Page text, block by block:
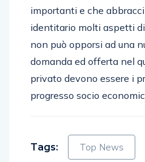
importanti e che
identitario molti aspetti
non può opporsi ad una
domanda ed offerta nel
privato devono essere i
progresso socio
Tags: Top News